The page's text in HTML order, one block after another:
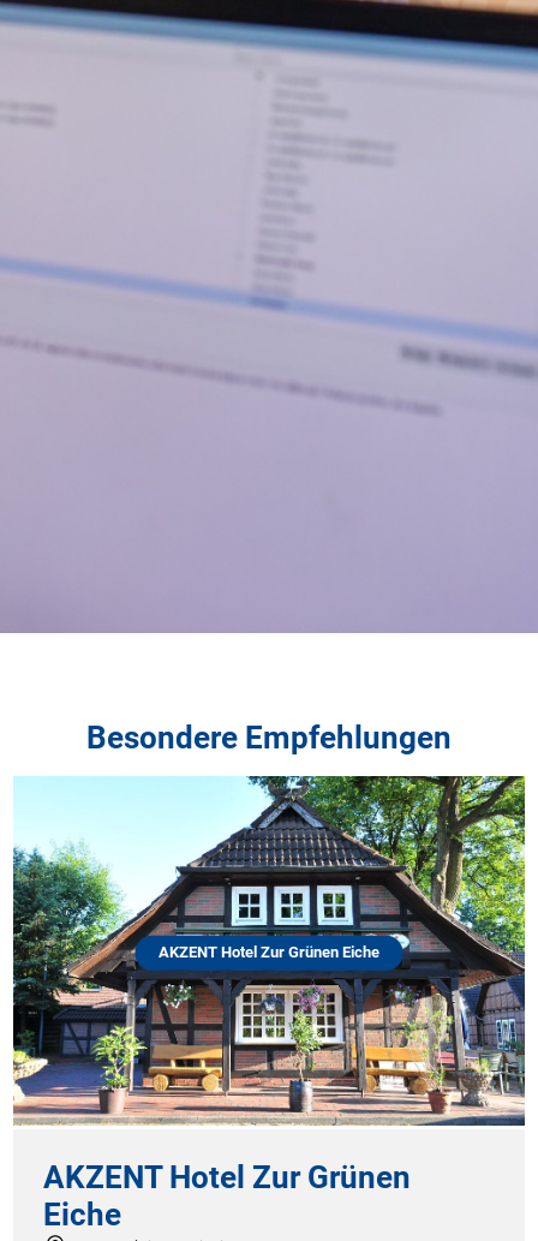
Besondere Empfehlungen
AKZENT Hotel Zur Grünen Eiche
AKZENT Hotel Zur Grünen
Eiche